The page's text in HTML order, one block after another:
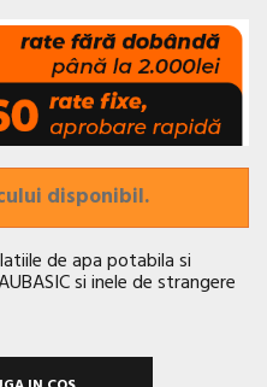
disponibil.
de apa potabila si
si inele de strangere